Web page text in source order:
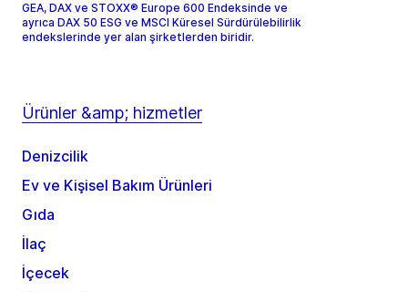
GEA, DAX ve STOXX® Europe 600 Endeksinde ve
ayrıca DAX 50 ESG ve MSCI Küresel Sürdürülebilirlik
endekslerinde yer alan şirketlerden biridir.
Ürünler &amp; hizmetler
Denizcilik
Ev ve Kişisel Bakım Ürünleri
Gıda
İlaç
İçecek